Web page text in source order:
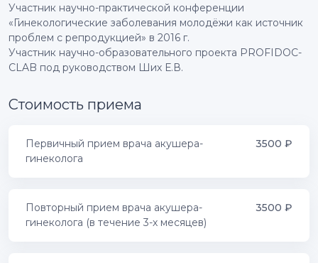
Участник научно-практической конференции
«Гинекологические заболевания молодёжи как источник
проблем с репродукцией» в 2016 г.
Участник научно-образовательного проекта PROFIDOC-
CLAB под руководством Ших Е.В.
Стоимость приема
Первичный прием врача акушера-
гинеколога
3500 ₽
Повторный прием врача акушера-
гинеколога (в течение 3-х месяцев)
3500 ₽